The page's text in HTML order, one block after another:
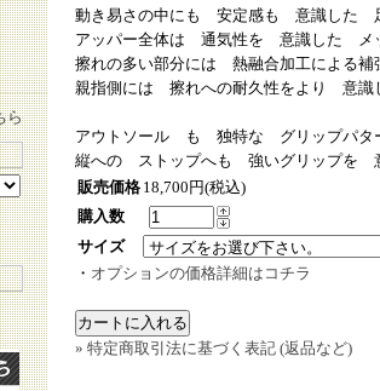
動き易さの中にも 安定感も 意識した 足
アッパー全体は 通気性を 意識した メ
擦れの多い部分には 熱融合加工による補
親指側には 擦れへの耐久性をより 意
アウトソール も 独特な グリップパタ
縦への ストップへも 強いグリップを
販売価格 18,700円(税込)
購入数
サイズ
・ オプションの価格詳細はコチラ
» 特定商取引法に基づく表記 (返品など)